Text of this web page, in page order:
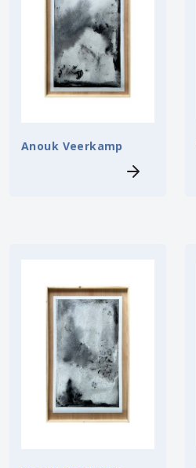
Anouk Veerkamp